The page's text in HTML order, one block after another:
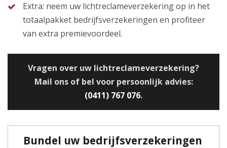
Extra: neem uw lichtreclameverzekering op in het
totaalpakket bedrijfsverzekeringen en profiteer
van extra premievoordeel.
Vragen over uw lichtreclameverzekering?
Mail ons of bel voor persoonlijk advies:
(0411) 767 076.
Bundel uw bedrijfsverzekeringen